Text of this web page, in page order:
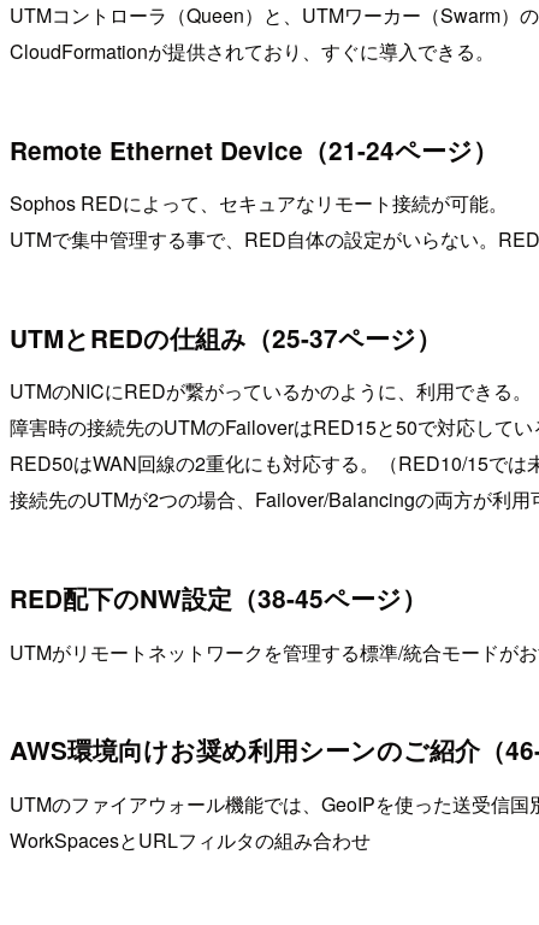
UTMコントローラ（Queen）と、UTMワーカー（Swarm）
CloudFormationが提供されており、すぐに導入できる。
Remote Ethernet Device（21-24ページ）
Sophos REDによって、セキュアなリモート接続が可能。
UTMで集中管理する事で、RED自体の設定がいらない。
UTMとREDの仕組み（25-37ページ）
UTMのNICにREDが繋がっているかのように、利用できる
障害時の接続先のUTMのFailoverはRED15と50で対応してい
RED50はWAN回線の2重化にも対応する。（RED10/15では
接続先のUTMが2つの場合、Failover/Balancingの両方が利用
RED配下のNW設定（38-45ページ）
UTMがリモートネットワークを管理する標準/統合モードが
AWS環境向けお奨め利用シーンのご紹介（
UTMのファイアウォール機能では、GeoIPを使った送受信国
WorkSpacesとURLフィルタの組み合わせ